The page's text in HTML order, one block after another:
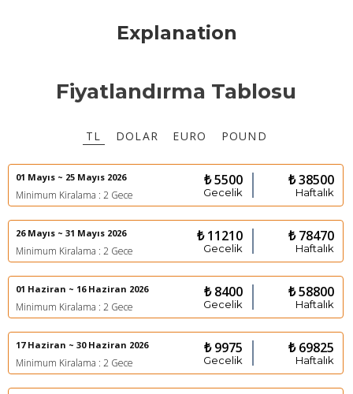
Explanation
Fiyatlandırma Tablosu
TL DOLAR EURO POUND
01 Mayıs ~ 25 Mayıs 2026
Minimum Kiralama : 2 Gece
₺ 5500
Gecelik
₺ 38500
Haftalık
26 Mayıs ~ 31 Mayıs 2026
Minimum Kiralama : 2 Gece
₺ 11210
Gecelik
₺ 78470
Haftalık
01 Haziran ~ 16 Haziran 2026
Minimum Kiralama : 2 Gece
₺ 8400
Gecelik
₺ 58800
Haftalık
17 Haziran ~ 30 Haziran 2026
Minimum Kiralama : 2 Gece
₺ 9975
Gecelik
₺ 69825
Haftalık